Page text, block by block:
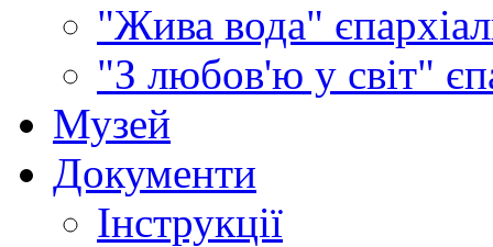
"Жива вода"
"З любов'ю у світ"
Музей
Документи
Інструкції